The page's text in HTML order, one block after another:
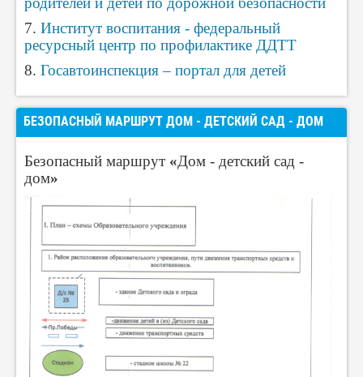
7. Институт воспитания - федеральный
ресурсный центр по профилактике ДДТТ
8. Госавтоинспекция – портал для детей
БЕЗОПАСНЫЙ МАРШРУТ ДОМ - ДЕТСКИЙ САД - ДОМ
Безопасный маршрут «Дом - детский сад -
дом»